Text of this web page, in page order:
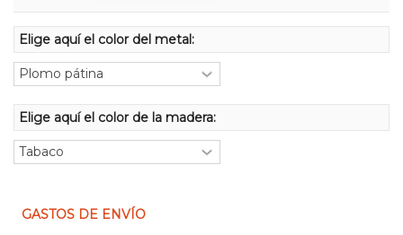
Elige aquí el color del metal:
Elige aquí el color de la madera:
GASTOS DE ENVÍO